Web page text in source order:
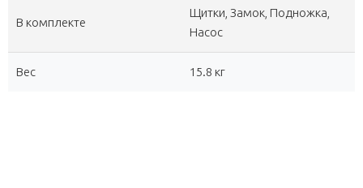
В комплекте
Щитки, Замок, Подножка,
Насос
Вес 15.8 кг